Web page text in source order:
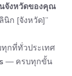
จังหวัดของคุณ
นิก [จังหวัด]”
กที่ทั่วประเทศ
— ครบทุกขั้น